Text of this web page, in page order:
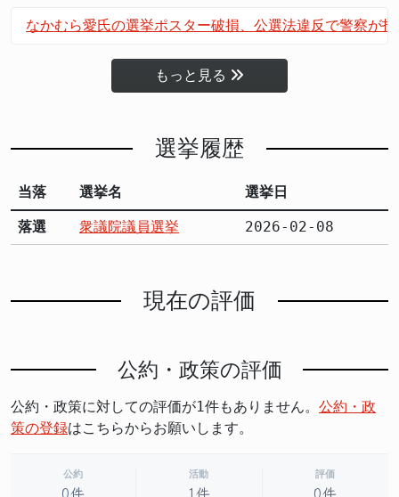
なかむら愛氏の選挙ポスター破損、公選法違反で警察が
もっと見る
選挙履歴
当落 選挙名 選挙日
落選 衆議院議員選挙 2026-02-08
現在の評価
公約・政策の評価
公約・政策に対しての評価が1件もありません。 公約・政
策の登録はこちらからお願いします。
公約
0件
活動
1件
評価
0件